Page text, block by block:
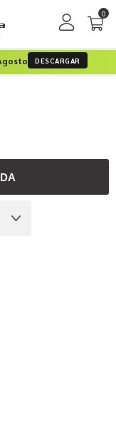
0
DESCARGAR